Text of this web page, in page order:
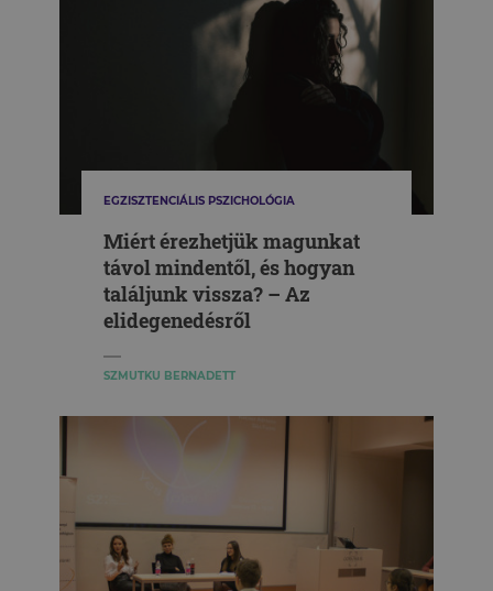
EGZISZTENCIÁLIS PSZICHOLÓGIA
Miért érezhetjük magunkat
távol mindentől, és hogyan
találjunk vissza? – Az
elidegenedésről
SZMUTKU BERNADETT